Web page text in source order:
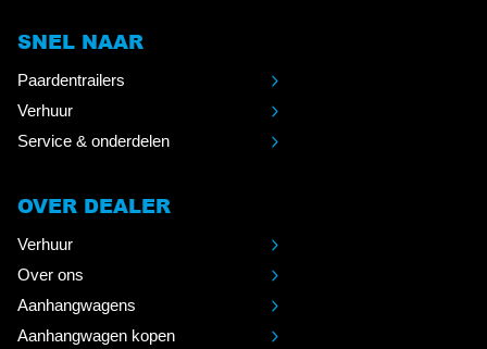
SNEL NAAR
Paardentrailers
Verhuur
Service & onderdelen
OVER DEALER
Verhuur
Over ons
Aanhangwagens
Aanhangwagen kopen